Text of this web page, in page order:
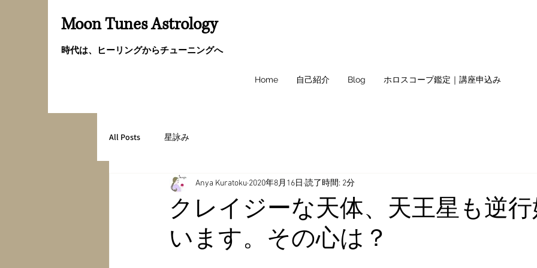
Moon Tunes Astrology
時代は、ヒーリングからチューニングへ
Home 自己紹介 Blog ホロスコープ鑑定｜講座申込み
All Posts 星詠み
クレイジーな天体、天王星も逆
います。その心は？
Anya Kuratoku 2020年8月16日 読了時間: 2分